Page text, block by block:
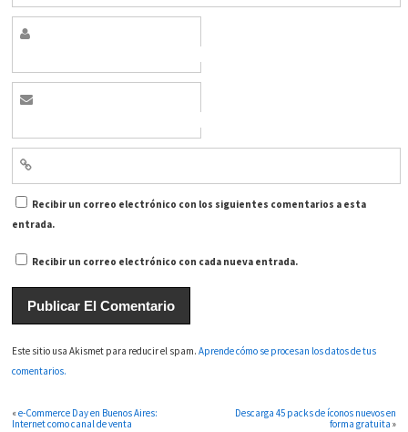
Recibir un correo electrónico con los siguientes comentarios a esta
entrada.
Recibir un correo electrónico con cada nueva entrada.
Este sitio usa Akismet para reducir el spam.Aprende cómo se procesan los datos de tus
comentarios.
«e-Commerce Day en Buenos Aires:
Internet como canal de venta
Descarga 45 packs de íconos nuevos en
forma gratuita »